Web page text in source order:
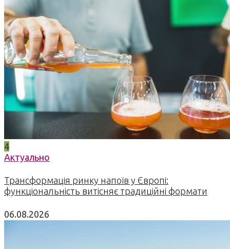
4
Актуально
Трансформація ринку напоїв у Європі:
функціональність витісняє традиційні формати
06.08.2026